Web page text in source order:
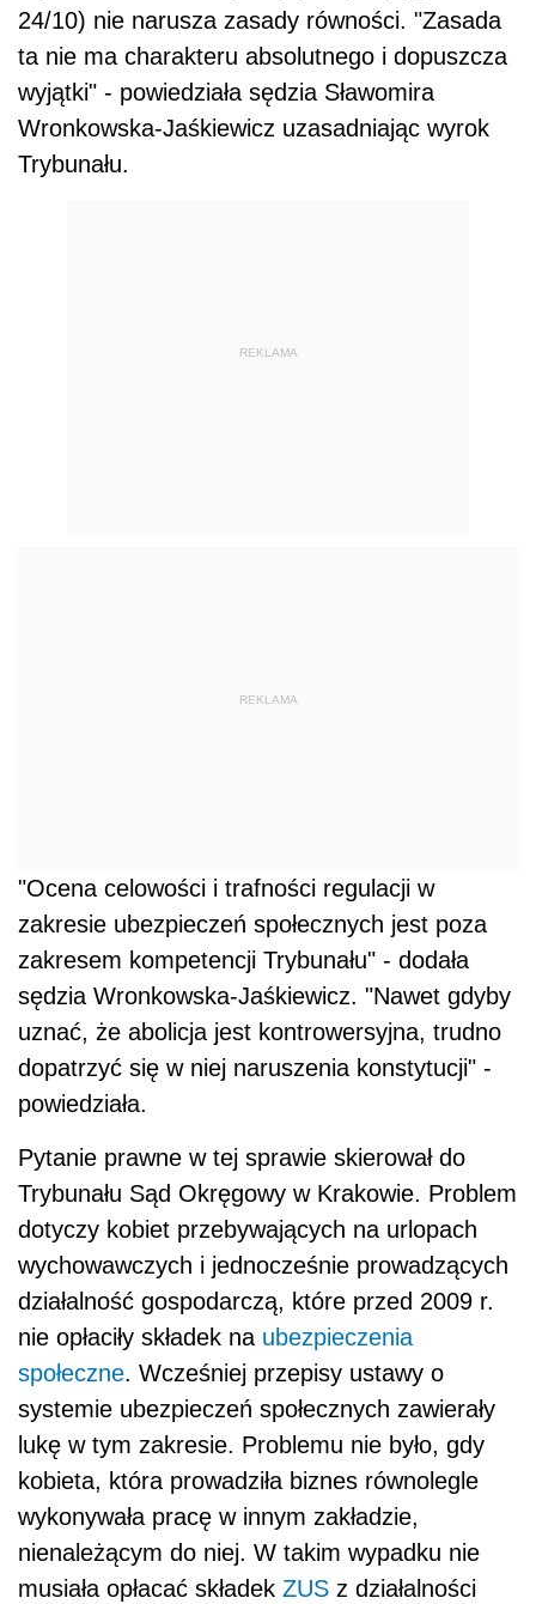
24/10) nie narusza zasady równości. "Zasada
ta nie ma charakteru absolutnego i dopuszcza
wyjątki" - powiedziała sędzia Sławomira
Wronkowska-Jaśkiewicz uzasadniając wyrok
Trybunału.
REKLAMA
REKLAMA
"Ocena celowości i trafności regulacji w
zakresie ubezpieczeń społecznych jest poza
zakresem kompetencji Trybunału" - dodała
sędzia Wronkowska-Jaśkiewicz. "Nawet gdyby
uznać, że abolicja jest kontrowersyjna, trudno
dopatrzyć się w niej naruszenia konstytucji" -
powiedziała.
Pytanie prawne w tej sprawie skierował do
Trybunału Sąd Okręgowy w Krakowie. Problem
dotyczy kobiet przebywających na urlopach
wychowawczych i jednocześnie prowadzących
działalność gospodarczą, które przed 2009 r.
nie opłaciły składek na ubezpieczenia
społeczne. Wcześniej przepisy ustawy o
systemie ubezpieczeń społecznych zawierały
lukę w tym zakresie. Problemu nie było, gdy
kobieta, która prowadziła biznes równolegle
wykonywała pracę w innym zakładzie,
nienależącym do niej. W takim wypadku nie
musiała opłacać składek ZUS z działalności